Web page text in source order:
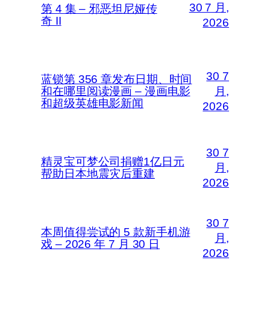
第 4 集 – 邪恶坦尼娅传
奇 II
30 7 月,
2026
蓝锁第 356 章发布日期、时间
和在哪里阅读漫画 – 漫画电影
和超级英雄电影新闻
30 7
月,
2026
精灵宝可梦公司捐赠1亿日元
帮助日本地震灾后重建
30 7
月,
2026
本周值得尝试的 5 款新手机游
戏 – 2026 年 7 月 30 日
30 7
月,
2026